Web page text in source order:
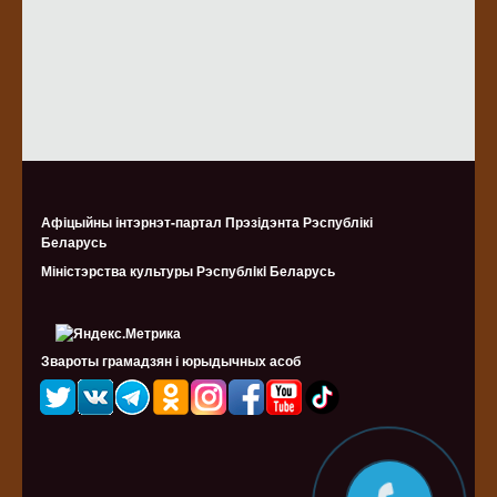
Афіцыйны інтэрнэт-партал Прэзідэнта Рэспублікі
Беларусь
Міністэрства культуры Рэспублiкi Беларусь
Звароты грамадзян і юрыдычных асоб